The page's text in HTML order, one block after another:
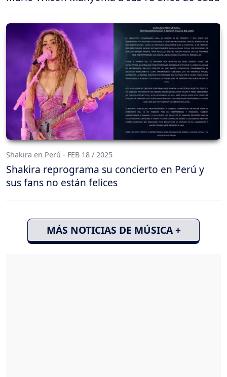
Shakira en Perú - FEB 18 / 2025
Shakira reprograma su concierto en Perú y
sus fans no están felices
MÁS NOTICIAS DE MÚSICA +